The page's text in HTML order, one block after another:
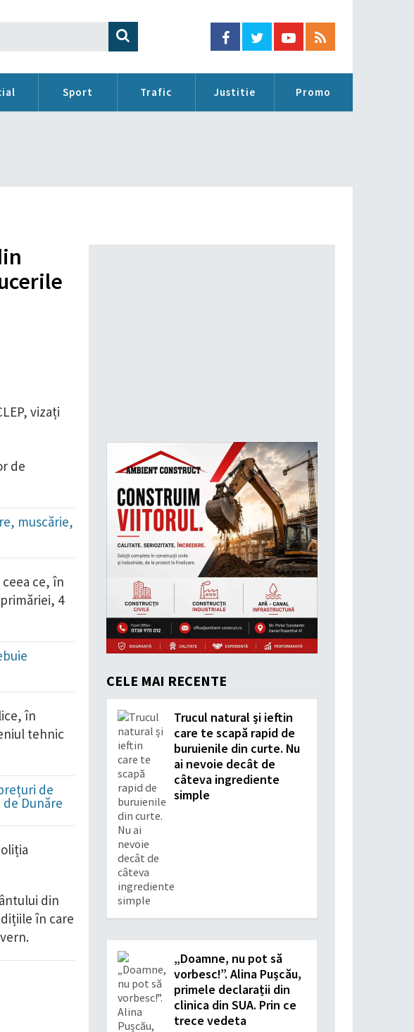
Sport Trafic Justitie Promo
de
muscărie,
ce, în
4
în
tehnic
de
Dunăre
din
în care
CELE MAI RECENTE
Trucul natural și ieftin
care te scapă rapid de
buruienile din curte. Nu
ai nevoie decât de
câteva ingrediente
simple
„Doamne, nu pot să
vorbesc!”. Alina Pușcău,
primele declarații din
clinica din SUA. Prin ce
trece vedeta